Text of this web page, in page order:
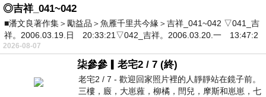
◎吉祥_041~042
■潘文良著作集＞勵益品＞魚雁千里共今緣＞吉祥_041~042 ▽041_吉
祥。2006.03.19.日 20:33:21▽042_吉祥。2006.03.20.一 13:47:2
2026-08-07
柒參參▎老宅2 / 7 (終)
老宅2 / 7 - 歡迎回家照片裡的人靜靜站在鏡子前。
三樓，廄，大崽蕥，柳橘，閆兒，摩斯和崽崽，七